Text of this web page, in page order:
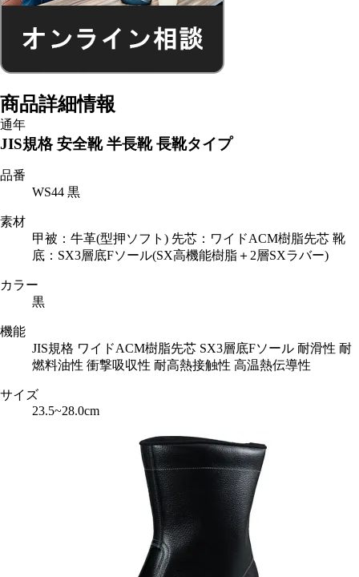
商品詳細情報
通年
JIS規格 安全靴 半長靴 長靴タイプ
品番
WS44 黒
素材
甲被：牛革(型押ソフト) 先芯：ワイドACM樹脂先芯 靴
底：SX3層底Fソール(SX高機能樹脂＋2層SXラバー)
カラー
黒
機能
JIS規格 ワイドACM樹脂先芯 SX3層底Fソール 耐滑性 耐
燃料油性 衝撃吸収性 耐高熱接触性 高温熱伝導性
サイズ
23.5~28.0cm